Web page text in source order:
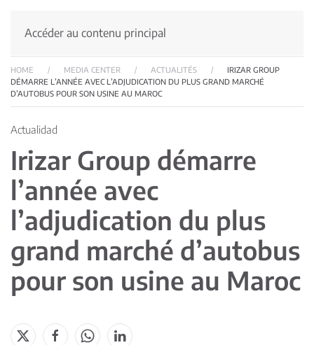
Accéder au contenu principal
HOME MEDIA CENTER ACTUALITÉS
IRIZAR GROUP
DÉMARRE L’ANNÉE AVEC L’ADJUDICATION DU PLUS GRAND MARCHÉ
D’AUTOBUS POUR SON USINE AU MAROC
Actualidad
Irizar Group démarre
l’année avec
l’adjudication du plus
grand marché d’autobus
pour son usine au Maroc